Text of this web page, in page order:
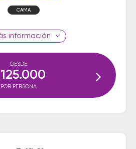
CAMA
información
DESDE
125.000
POR PERSONA